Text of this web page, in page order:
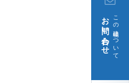
この建物について
お問い合わせ